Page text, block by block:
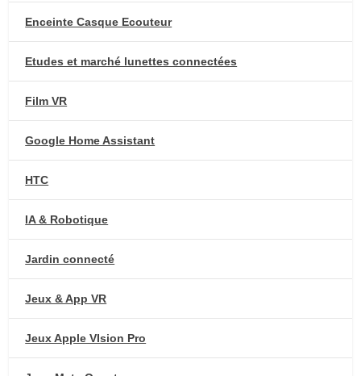
Enceinte Casque Ecouteur
Etudes et marché lunettes connectées
Film VR
Google Home Assistant
HTC
IA & Robotique
Jardin connecté
Jeux & App VR
Jeux Apple VIsion Pro